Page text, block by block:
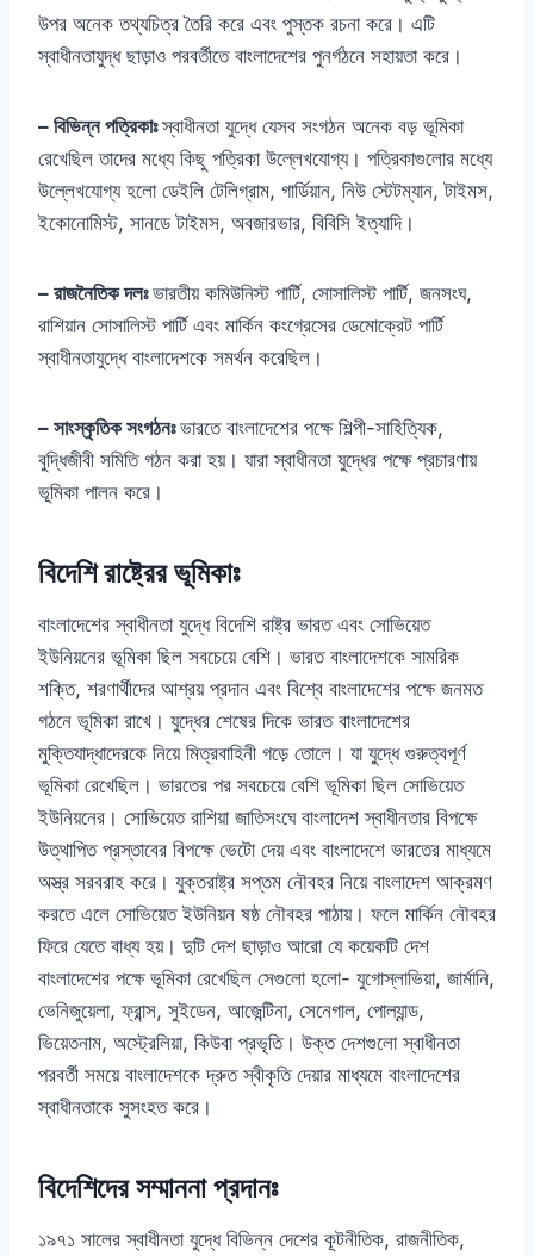
উপর অনেক তথ্যচিত্র তৈরি করে এবং পুস্তক রচনা করে। এটি
স্বাধীনতাযুদ্ধ ছাড়াও পরবর্তীতে বাংলাদেশের পুনর্গঠনে সহায়তা করে।
– বিভিন্ন পত্রিকাঃস্বাধীনতা যুদ্ধে যেসব সংগঠন অনেক বড় ভূমিকা
রেখেছিল তাদের মধ্যে কিছু পত্রিকা উল্লেখযোগ্য। পত্রিকাগুলোর মধ্যে
উল্লেখযোগ্য হলো ডেইলি টেলিগ্রাম, গার্ডিয়ান, নিউ স্টেটম্যান, টাইমস,
ইকোনোমিস্ট, সানডে টাইমস, অবজারভার, বিবিসি ইত্যাদি।
– রাজনৈতিক দলঃভারতীয় কমিউনিস্ট পার্টি, সোসালিস্ট পার্টি, জনসংঘ,
রাশিয়ান সোসালিস্ট পার্টি এবং মার্কিন কংগ্রেসের ডেমোক্রেট পার্টি
স্বাধীনতাযুদ্ধে বাংলাদেশকে সমর্থন করেছিল।
– সাংস্কৃতিক সংগঠনঃভারতে বাংলাদেশের পক্ষে শিল্পী-সাহিত্যিক,
বুদ্ধিজীবী সমিতি গঠন করা হয়। যারা স্বাধীনতা যুদ্ধের পক্ষে প্রচারণায়
ভূমিকা পালন করে।
বিদেশি রাষ্ট্রের ভূমিকাঃ
বাংলাদেশের স্বাধীনতা যুদ্ধে বিদেশি রাষ্ট্র ভারত এবং সোভিয়েত
ইউনিয়নের ভূমিকা ছিল সবচেয়ে বেশি। ভারত বাংলাদেশকে সামরিক
শক্তি, শরণার্থীদের আশ্রয় প্রদান এবং বিশ্বে বাংলাদেশের পক্ষে জনমত
গঠনে ভূমিকা রাখে। যুদ্ধের শেষের দিকে ভারত বাংলাদেশের
মুক্তিযাদ্ধাদেরকে নিয়ে মিত্রবাহিনী গড়ে তোলে। যা যুদ্ধে গুরুত্বপূর্ণ
ভূমিকা রেখেছিল। ভারতের পর সবচেয়ে বেশি ভূমিকা ছিল সোভিয়েত
ইউনিয়নের। সোভিয়েত রাশিয়া জাতিসংঘে বাংলাদেশ স্বাধীনতার বিপক্ষে
উত্থাপিত প্রস্তাবের বিপক্ষে ভেটো দেয় এবং বাংলাদেশে ভারতের মাধ্যমে
অস্ত্র সরবরাহ করে। যুক্তরাষ্ট্র সপ্তম নৌবহর নিয়ে বাংলাদেশ আক্রমণ
করতে এলে সোভিয়েত ইউনিয়ন ষষ্ঠ নৌবহর পাঠায়। ফলে মার্কিন নৌবহর
ফিরে যেতে বাধ্য হয়। দুটি দেশ ছাড়াও আরো যে কয়েকটি দেশ
বাংলাদেশের পক্ষে ভূমিকা রেখেছিল সেগুলো হলো- যুগোস্লাভিয়া, জার্মানি,
ভেনিজুয়েলা, ফ্রান্স, সুইডেন, আজেন্টিনা, সেনেগাল, পোল্যান্ড,
ভিয়েতনাম, অস্ট্রেলিয়া, কিউবা প্রভৃতি। উক্ত দেশগুলো স্বাধীনতা
পরবর্তী সময়ে বাংলাদেশকে দ্রুত স্বীকৃতি দেয়ার মাধ্যমে বাংলাদেশের
স্বাধীনতাকে সুসংহত করে।
বিদেশিদের সম্মাননা প্রদানঃ
১৯৭১ সালের স্বাধীনতা যুদ্ধে বিভিন্ন দেশের কূটনীতিক, রাজনীতিক,